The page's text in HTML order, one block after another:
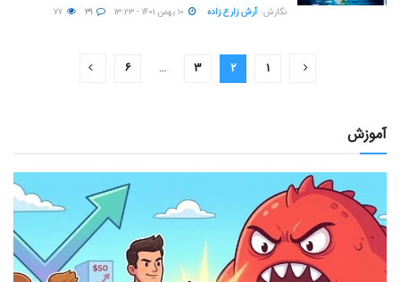
نگارش:‌ آرش زارع زاده ۳۱
۱ ۲ ۳ … ۶
آموزش